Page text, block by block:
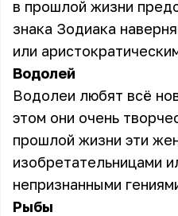
в прошлой жизни
знака Зодиака
или
Водолей
Водолеи любят всё
этом они очень
прошлой жизни эти
изобретательницами
непризнанными
Рыбы